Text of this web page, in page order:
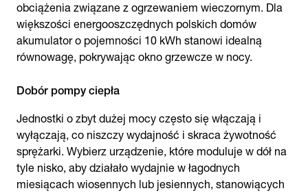
obciążenia związane z ogrzewaniem wieczornym. Dla
większości energooszczędnych polskich domów
akumulator o pojemności 10 kWh stanowi idealną
równowagę, pokrywając okno grzewcze w nocy.
Dobór pompy ciepła
Jednostki o zbyt dużej mocy często się włączają i
wyłączają, co niszczy wydajność i skraca żywotność
sprężarki. Wybierz urządzenie, które moduluje w dół na
tyle nisko, aby działało wydajnie w łagodnych
miesiącach wiosennych lub jesiennych, stanowiących